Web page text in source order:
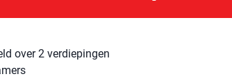
over 2 verdiepingen